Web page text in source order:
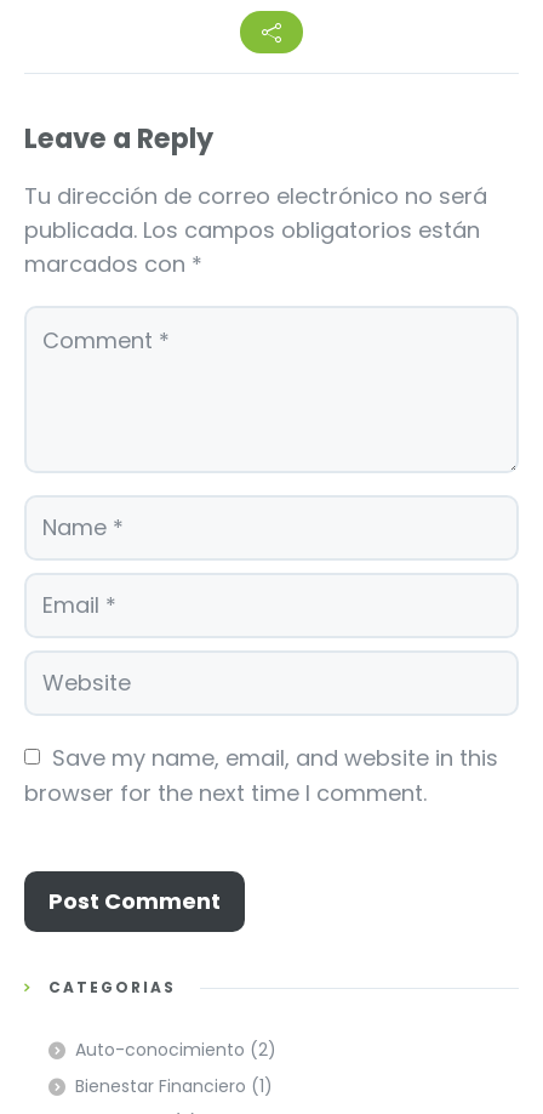
Leave a Reply
Tu dirección de correo electrónico no será
publicada. Los campos obligatorios están
marcados con *
Save my name, email, and website in this
browser for the next time I comment.
CATEGORÍAS
Auto-conocimiento (2)
Bienestar Financiero (1)